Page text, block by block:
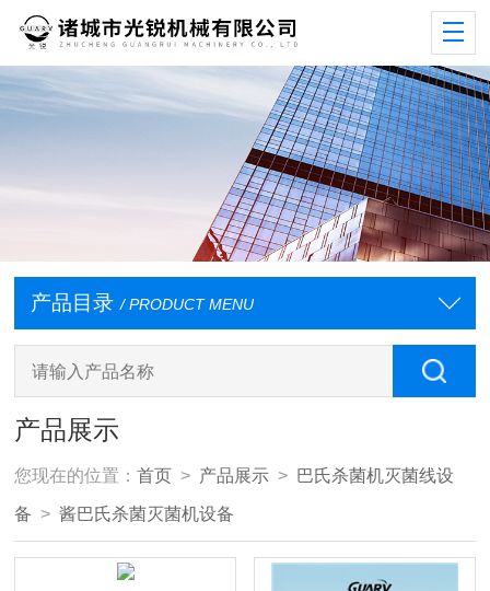
产品目录 / PRODUCT MENU
产品展示
您现在的位置：首页 > 产品展示 > 巴氏杀菌机灭菌线设
备 >酱巴氏杀菌灭菌机设备